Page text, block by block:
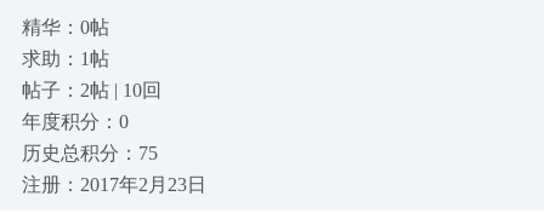
精华：0帖
求助：1帖
帖子：2帖 | 10回
年度积分：0
历史总积分：75
注册：2017年2月23日